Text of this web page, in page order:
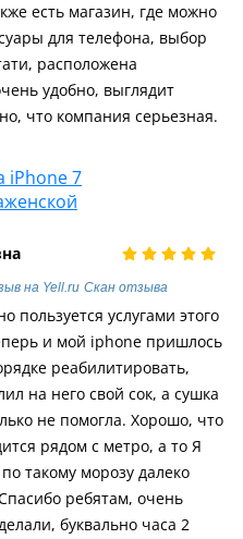
есть магазин, где можно
для телефона, выбор
расположена
удобно, выглядит
что компания серьезная.
iPhone 7
на Yell.ru Скан отзыва
пользуется услугами этого
и мой iphone пришлось
реабилитировать,
на него свой сок, а сушка
не помогла. Хорошо, что
рядом с метро, а то Я
такому морозу далеко
ребятам, очень
буквально часа 2